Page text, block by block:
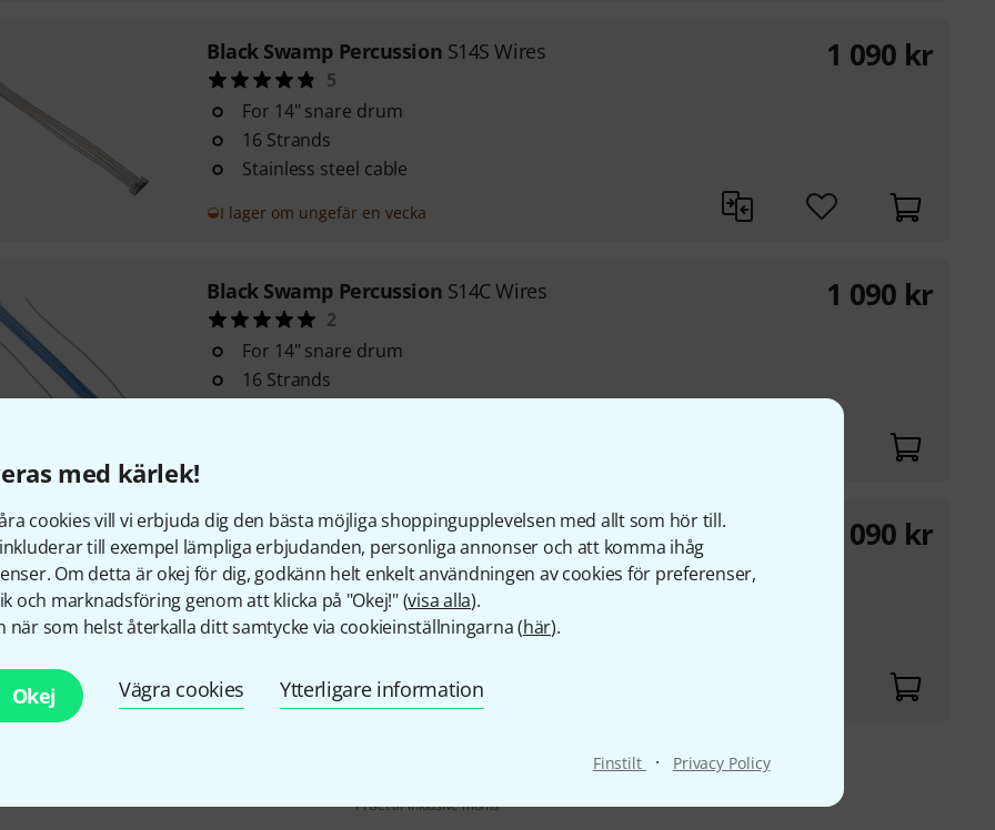
med kärlek!
cookies vill vi erbjuda dig den bästa möjliga shoppingupplevelsen med allt som hör till.
till exempel lämpliga erbjudanden, personliga annonser och att komma ihåg
Om detta är okej för dig, godkänn helt enkelt användningen av cookies för preferenser,
och marknadsföring genom att klicka på "Okej!" (visa alla).
när som helst återkalla ditt samtycke via cookieinställningarna (här).
Okej Vägra cookies Ytterligare information
Finstilt · Privacy Policy
Black Swamp Percussion S14S Wires
5
For 14" snare drum
16 Strands
Stainless steel cable
I lager om ungefär en vecka
1 090 kr
Black Swamp Percussion S14C Wires
2
For 14" snare drum
16 Strands
1 090 kr
Black Swamp Percussion W14C Wires
5
For 14" snare drum
16 Strands made of blue coated wire
I lager om 4–5 veckor
1 090 kr
Priset är inklusive moms